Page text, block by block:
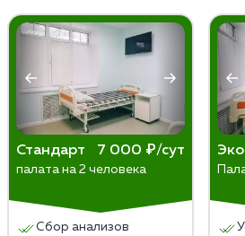
изменение образа жизни.
специалистов увеличивает
выздоровление.
Стандарт 7 000 ₽/сут
палата на 2 человека
Сбор анализов